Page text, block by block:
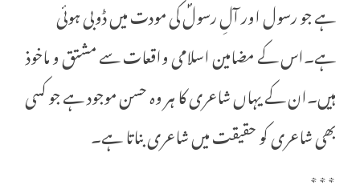
ہے جو رسول اور آلِ رسولؐ کی مودت میں ڈوبی ہوئی
ہے۔اس کے مضامین اسلامی واقعات سے مشتق و ماخوذ
ہیں۔ان کے یہاں شاعری کا ہر وہ حسن موجود ہے جو کسی
بھی شاعری کو حقیقت میں شاعری بناتا ہے۔
٭٭٭